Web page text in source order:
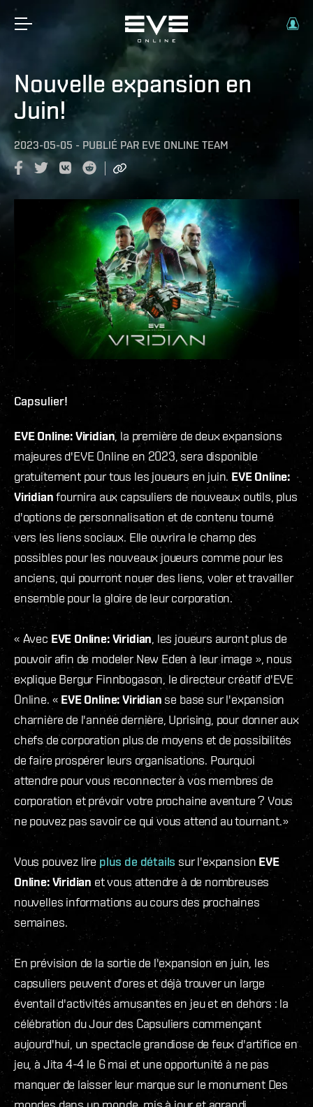
Nouvelle expansion en
Juin!
2023-05-05 - PUBLIÉ PAR EVE ONLINE TEAM
Capsulier!
EVE Online: Viridian, la première de deux expansions
majeures d'EVE Online en 2023, sera disponible
gratuitement pour tous les joueurs en juin. EVE Online:
Viridianfournira aux capsuliers de nouveaux outils, plus
d'options de personnalisation et de contenu tourné
vers les liens sociaux. Elle ouvrira le champ des
possibles pour les nouveaux joueurs comme pour les
anciens, qui pourront nouer des liens, voler et travailler
ensemble pour la gloire de leur corporation.
« Avec EVE Online: Viridian, les joueurs auront plus de
pouvoir afin de modeler New Eden à leur image », nous
explique Bergur Finnbogason, le directeur créatif d'EVE
Online. « EVE Online: Viridianse base sur l'expansion
charnière de l'année dernière, Uprising, pour donner aux
chefs de corporation plus de moyens et de possibilités
de faire prospérer leurs organisations. Pourquoi
attendre pour vous reconnecter à vos membres de
corporation et prévoir votre prochaine aventure ? Vous
ne pouvez pas savoir ce qui vous attend au tournant.»
Vous pouvez lire plus de détails sur l'expansion EVE
Online: Viridian et vous attendre à de nombreuses
nouvelles informations au cours des prochaines
semaines.
En prévision de la sortie de l'expansion en juin, les
capsuliers peuvent d'ores et déjà trouver un large
éventail d'activités amusantes en jeu et en dehors : la
célébration du Jour des Capsuliers commençant
aujourd'hui, un spectacle grandiose de feux d'artifice en
jeu, à Jita 4-4 le 6 mai et une opportunité à ne pas
manquer de laisser leur marque sur le monument Des